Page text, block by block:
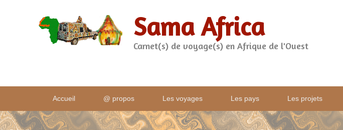
Sama Africa
Carnet(s) de voyage(s) en Afrique de l'Ouest
Accueil @ propos Les voyages Les pays Les projets